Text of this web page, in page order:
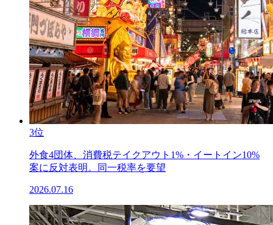
3位
外食4団体、消費税テイクアウト1%・イートイン10%
案に反対表明。同一税率を要望
2026.07.16